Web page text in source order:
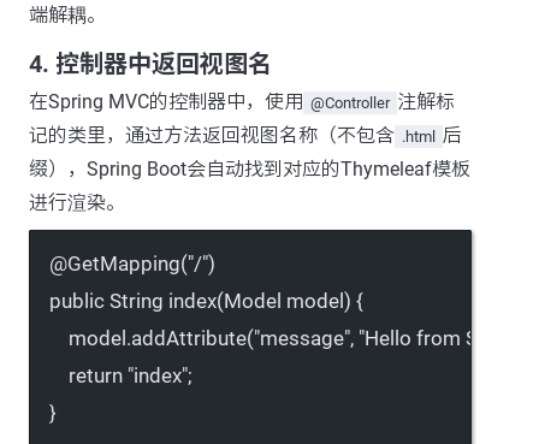
端解耦。
4. 控制器中返回视图名
在Spring MVC的控制器中，使用 @Controller 注解标
记的类里，通过方法返回视图名称（不包含 .html 后
缀），Spring Boot会自动找到对应的Thymeleaf模板
进行渲染。
@GetMapping("/")
public String index(Model model) {
model.addAttribute("message", "Hello from Spring
return "index";
}